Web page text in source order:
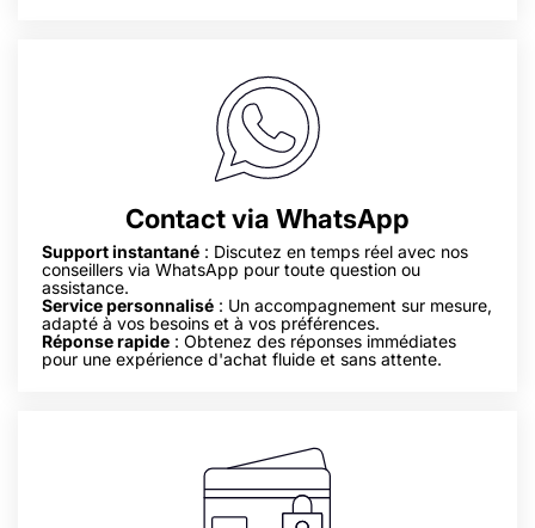
Contact via WhatsApp
Support instantané : Discutez en temps réel avec nos
conseillers via WhatsApp pour toute question ou
assistance.
Service personnalisé : Un accompagnement sur mesure,
adapté à vos besoins et à vos préférences.
Réponse rapide : Obtenez des réponses immédiates
pour une expérience d'achat fluide et sans attente.